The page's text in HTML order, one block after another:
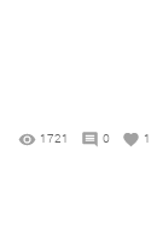
1721 0 1